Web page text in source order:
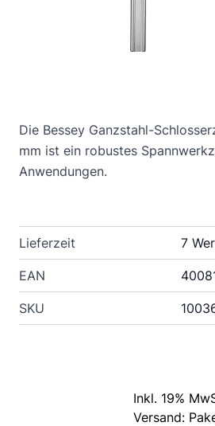
Die Bessey Ganzstahl-
mm ist ein robustes
Anwendungen.
Lieferzeit 7
EAN
SKU
Inkl. 19%
Versand: